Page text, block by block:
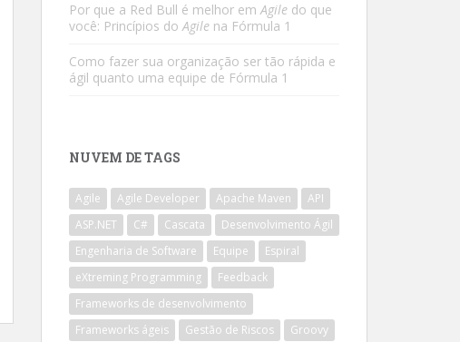
Por que a Red Bull é melhor emAgile do que
você: Princípios doAgile na Fórmula 1
Como fazer sua organização ser tão rápida e
ágil quanto uma equipe de Fórmula 1
NUVEM DE TAGS
Agile Agile Developer Apache Maven
API
ASP.NET
C# Cascata
Desenvolvimento Ágil
Engenharia de Software
Equipe
Espiral
eXtreming Programming
Feedback
Frameworks de desenvolvimento
Frameworks ágeis
Gestão de Riscos
Groovy